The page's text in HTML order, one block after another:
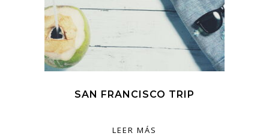
SAN FRANCISCO TRIP
LEER MÁS